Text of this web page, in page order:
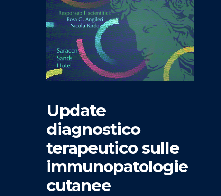
Update
diagnostico
terapeutico sulle
immunopatologie
cutanee